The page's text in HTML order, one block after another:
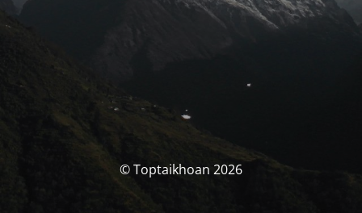
© Toptaikhoan 2026